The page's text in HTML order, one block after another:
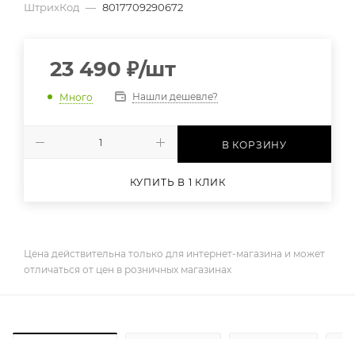
ШтрихКод — 8017709290672
23 490 ₽/шт
Много Нашли дешевле?
В КОРЗИНУ
КУПИТЬ В 1 КЛИК
Цена действительна только для интернет-магазина и может
отличаться от цен в розничных магазинах